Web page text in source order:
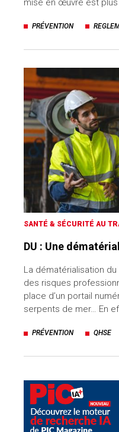
mise en œuvre est
PRÉVENTION
SANTÉ & SÉCURITÉ AU
DU : Une
La dématérialisation
des risques
place d’un portail
serpents de mer… En
PRÉVENTION QHSE